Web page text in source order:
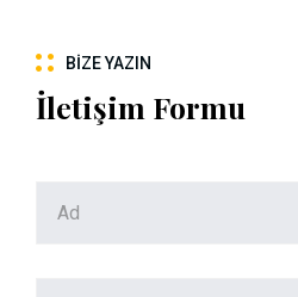
BIZE YAZIN
İletişim Formu